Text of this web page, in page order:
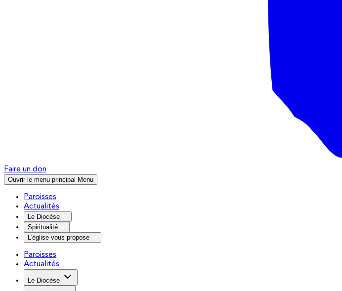
Faire un don
Ouvrir le menu principal Menu
Paroisses
Actualités
Le Diocèse
Spiritualité
L'église vous propose
Paroisses
Actualités
Le Diocèse